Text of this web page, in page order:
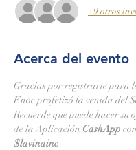
+9 otros
Acerca del evento
Gracias por registrarte para
Enoc profetizó la venida del
Recuerde que puede hacer su
de la Aplicación CashApp
$lavinainc